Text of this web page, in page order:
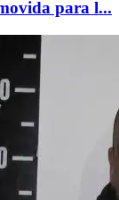
para l...